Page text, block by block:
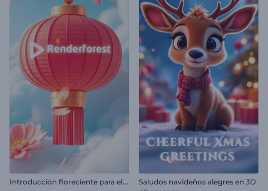
I
ntroducción floreciente para el Año Nuevo Chino
Saludos navideños alegres en 3D